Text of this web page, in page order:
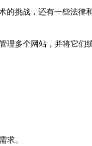
挑战，还有一些法律
多个网站，并将它们
求。